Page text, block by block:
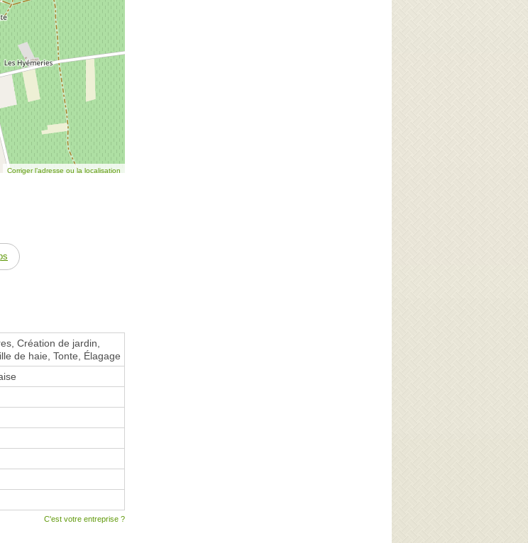
Corriger l’adresse ou la localisation
Création de jardin,
de haie, Tonte, Élagage
C'est votre entreprise ?